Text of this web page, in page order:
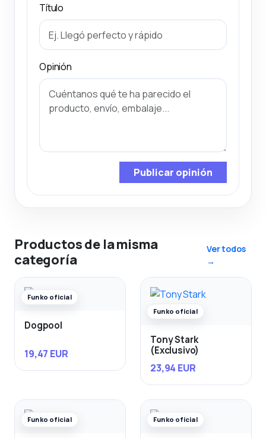
Título
Opinión
Publicar opinión
Productos de la misma
categoría
Ver todos
→
Funko oficial
Dogpool
19,47 EUR
Funko oficial
Tony Stark
(Exclusivo)
23,94 EUR
Funko oficial Funko oficial